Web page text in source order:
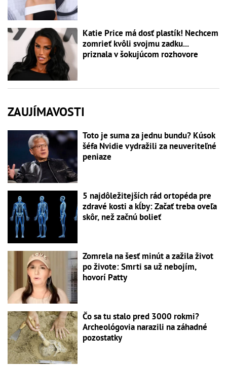
Katie Price má dosť plastík! Nechcem
zomrieť kvôli svojmu zadku...
priznala v šokujúcom rozhovore
ZAUJÍMAVOSTI
Toto je suma za jednu bundu? Kúsok
šéfa Nvidie vydražili za neuveriteľné
peniaze
5 najdôležitejších rád ortopéda pre
zdravé kosti a kĺby: Začať treba oveľa
skôr, než začnú bolieť
Zomrela na šesť minút a zažila život
po živote: Smrti sa už nebojím,
hovorí Patty
Čo sa tu stalo pred 3000 rokmi?
Archeológovia narazili na záhadné
pozostatky